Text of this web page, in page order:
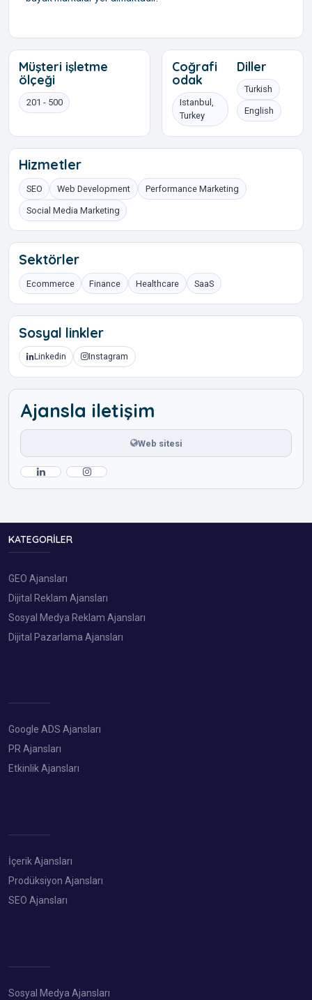
Müşteri işletme
ölçeği
201 - 500
Coğrafi
odak
Istanbul,
Turkey
Diller
Turkish
English
Hizmetler
SEO Web Development Performance Marketing
Social Media Marketing
Sektörler
Ecommerce Finance Healthcare SaaS
Sosyal linkler
Linkedin Instagram
Ajansla iletişim
Web sitesi
KATEGORILER
GEO Ajansları
Dijital Reklam Ajansları
Sosyal Medya Reklam Ajansları
Dijital Pazarlama Ajansları
Google ADS Ajansları
PR Ajansları
Etkinlik Ajansları
İçerik Ajansları
Prodüksiyon Ajansları
SEO Ajansları
Sosyal Medya Ajansları